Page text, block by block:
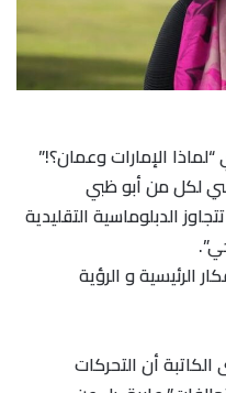
الإمارات وعمان؟!”
لكل من أبو ظبي
الدبلوماسية التقليدية
الرئيسية و الرؤية
أن التحركات